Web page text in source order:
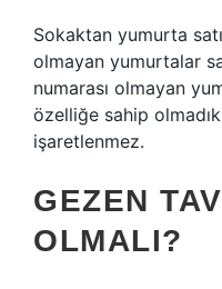
Sokaktan yumurta
olmayan yumurtalar
numarası olmayan
özelliğe sahip
işaretlenmez.
GEZEN
OLMALI?